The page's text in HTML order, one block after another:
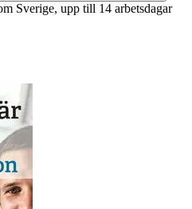
Sverige, upp till 14 arbetsdagar